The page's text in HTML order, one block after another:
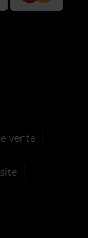
vente